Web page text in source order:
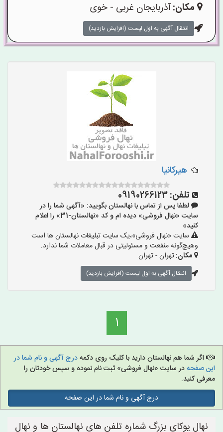
مکان:آذربایجان غربی - خوی
انتقال آگهی به اول لیست (افزایش بازدید)
هیرکانیا
تلفن:09190266123
لطفا پس از تماس با نهالستان بگویید: «آگهی شما را در
سایت «نهال فروشی» دیده ام و کد «نهالستان-31» را اعلام
کنید»
سایت «نهال فروشی»،یک سایت تبلیغات نهالستان ها است
وهیچ‌گونه منفعت و مسئولیتی در قبال معاملات شما ندارد.
مکان:تهران - تهران
انتقال آگهی به اول لیست (افزایش بازدید)
1
اگر شما هم نهالستان دارید با کلیک روی دکمهدرج آگهی و نام شما در
این صفحهدر سایت «نهال فروشی» ثبت نام نموده و سپس خودتان را
معرفی کنید.
درج آگهی و نام شما در این صفحه
نهال یوکای بزرگ شماره تلفن های نهالستان ها و نهال